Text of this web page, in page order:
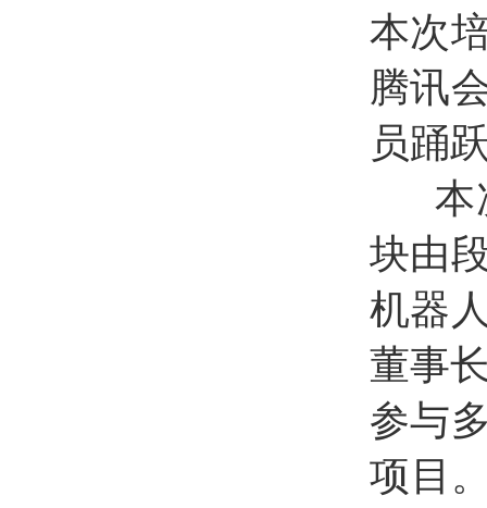
本次
腾讯
员踊
本
块由
机器
董事
参与
项目